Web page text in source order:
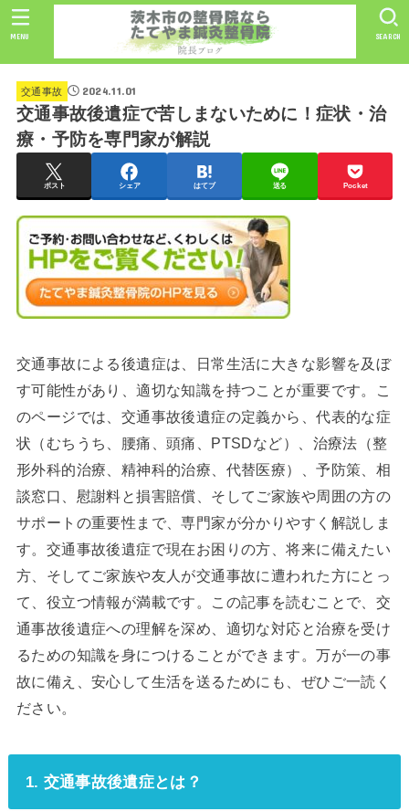
SEARCH
MENU
交通事故 2024.11.01
交通事故後遺症で苦しまないために！症状・治
療・予防を専門家が解説
ポスト シェア はてブ 送る Pocket
交通事故による後遺症は、日常生活に大きな影響を及ぼ
す可能性があり、適切な知識を持つことが重要です。こ
のページでは、交通事故後遺症の定義から、代表的な症
状（むちうち、腰痛、頭痛、PTSDなど）、治療法（整
形外科的治療、精神科的治療、代替医療）、予防策、相
談窓口、慰謝料と損害賠償、そしてご家族や周囲の方の
サポートの重要性まで、専門家が分かりやすく解説しま
す。交通事故後遺症で現在お困りの方、将来に備えたい
方、そしてご家族や友人が交通事故に遭われた方にとっ
て、役立つ情報が満載です。この記事を読むことで、交
通事故後遺症への理解を深め、適切な対応と治療を受け
るための知識を身につけることができます。万が一の事
故に備え、安心して生活を送るためにも、ぜひご一読く
ださい。
1. 交通事故後遺症とは？